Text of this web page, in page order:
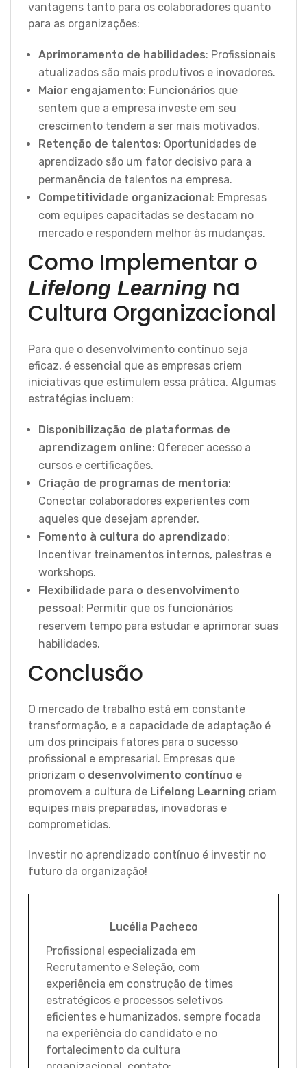
vantagens tanto para os colaboradores quanto
para as organizações:
Aprimoramento de habilidades: Profissionais
atualizados são mais produtivos e inovadores.
Maior engajamento: Funcionários que
sentem que a empresa investe em seu
crescimento tendem a ser mais motivados.
Retenção de talentos: Oportunidades de
aprendizado são um fator decisivo para a
permanência de talentos na empresa.
Competitividade organizacional: Empresas
com equipes capacitadas se destacam no
mercado e respondem melhor às mudanças.
Como Implementar o
Lifelong Learning na
Cultura Organizacional
Para que o desenvolvimento contínuo seja
eficaz, é essencial que as empresas criem
iniciativas que estimulem essa prática. Algumas
estratégias incluem:
Disponibilização de plataformas de
aprendizagem online: Oferecer acesso a
cursos e certificações.
Criação de programas de mentoria:
Conectar colaboradores experientes com
aqueles que desejam aprender.
Fomento à cultura do aprendizado:
Incentivar treinamentos internos, palestras e
workshops.
Flexibilidade para o desenvolvimento
pessoal: Permitir que os funcionários
reservem tempo para estudar e aprimorar suas
habilidades.
Conclusão
O mercado de trabalho está em constante
transformação, e a capacidade de adaptação é
um dos principais fatores para o sucesso
profissional e empresarial. Empresas que
priorizam o desenvolvimento contínuo e
promovem a cultura de Lifelong Learning criam
equipes mais preparadas, inovadoras e
comprometidas.
Investir no aprendizado contínuo é investir no
futuro da organização!
Lucélia Pacheco
Profissional especializada em
Recrutamento e Seleção, com
experiência em construção de times
estratégicos e processos seletivos
eficientes e humanizados, sempre focada
na experiência do candidato e no
fortalecimento da cultura